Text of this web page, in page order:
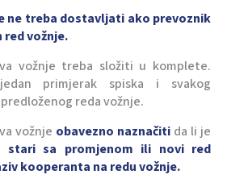
ne treba dostavljati ako prevoznik
red vožnje.
vožnje treba složiti u komplete.
primjerak spiska i svakog
reda vožnje.
vožnje obavezno naznačiti da li je
stari sa promjenom ili novi red
kooperanta na redu vožnje.